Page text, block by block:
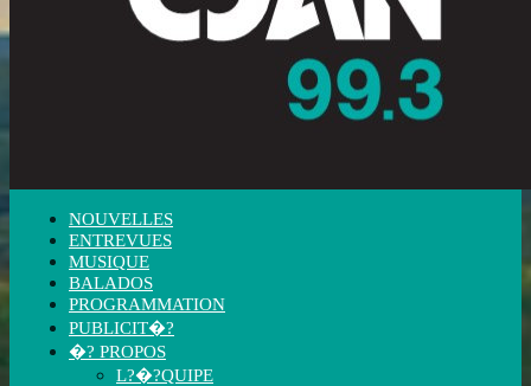
NOUVELLES
ENTREVUES
MUSIQUE
BALADOS
PROGRAMMATION
PUBLICIT�?
�? PROPOS
L?�?QUIPE